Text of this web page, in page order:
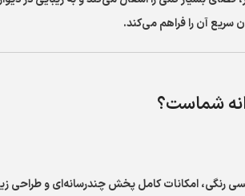
سریع آن را فراهم می‌کند.
120 واتی، نمایشگر لمسی رنگی، امکانات کامل پخش